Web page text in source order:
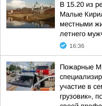
В 15.20 из
Малые
местными
летнего
16:36
Пожарные
участие в
грузовик»,